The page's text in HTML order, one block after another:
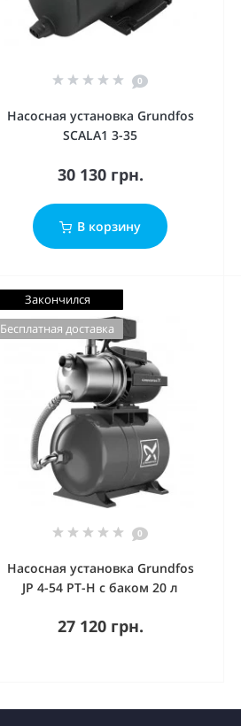
0
Насосная установка Grundfos
SCALA1 3-35
30 130 грн.
В корзину
Закончился
Бесплатная доставка
0
Насосная установка Grundfos
JP 4-54 PT-H с баком 20 л
27 120 грн.